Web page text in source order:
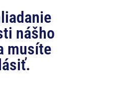
nášho
musíte